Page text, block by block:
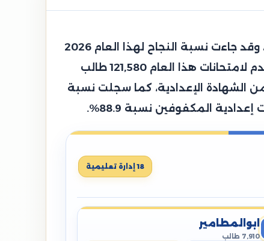
قامت محافظة البحيرة الدكتورة جاكلين عازر محافظ البحيرة باعتماد نتيجة الشهادة الإعدادية العامة، وقد جاءت نسبة النجاح لهذا العام 2026
حوالي 72.09%، وجاءت هذه النتيجة مرضية جدًا وهي أعلى من نسبة النجاح بالعام الماضي، وقد تقدم لامتحانات هذا العام 121,580 طالب
86,792 طالب من النجاح والانتهاء من الشهادة الإعدادية، كما سجلت نسبة
18 إدارة تعليمية
ابوالمطامير
7,910 طالب